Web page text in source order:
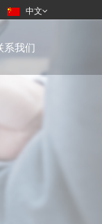
中文
系我们